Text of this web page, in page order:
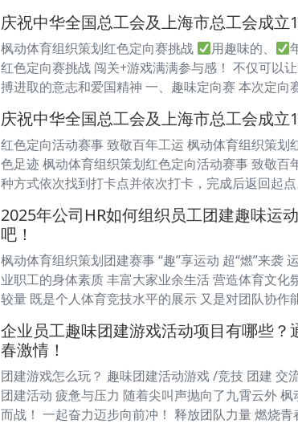
庆祝中华全国总工会及上海市总工会成立
枫动体育组织策划红色定向赛挑战 用趣味的、
红色定向赛挑战 闯关+游戏满满参与感！ 不仅可以
搏进取的意志和爱国精神 一、趣味定向赛 本次定
庆祝中华全国总工会及上海市总工会成立
红色定向活动赛事 致敬百年工运 枫动体育组织策
色足迹 枫动体育组织策划红色定向活动赛事 致敬
种方式依次找到打卡点并依次打卡，完成后返回起
2025年公司HR如何组织员工团建趣味运
吧！
枫动体育组织策划团建赛事 “趣”享运动 超“燃”来
业职工的身体素质 丰富大家业余生活 营造体育文
较量 既是个人体育竞技水平的展示 又是对团队协作
企业员工趣味团建游戏活动项目有哪些
春激情！
团建游戏怎么玩？ 趣味团建活动游戏 /竞技 团建
团建活动 疲惫与压力 随着尖叫声抛向了九霄云外
而战！ 一起奋力迈步向前冲！ 释放团队力量 燃烧